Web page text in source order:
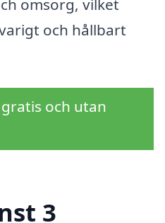
omsorg, vilket
och hållbart
och utan
3